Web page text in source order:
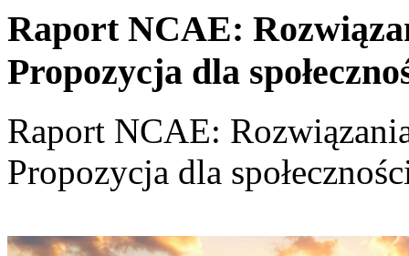
Raport NCAE:
Propozycja dla
Raport NCAE:
Propozycja dla